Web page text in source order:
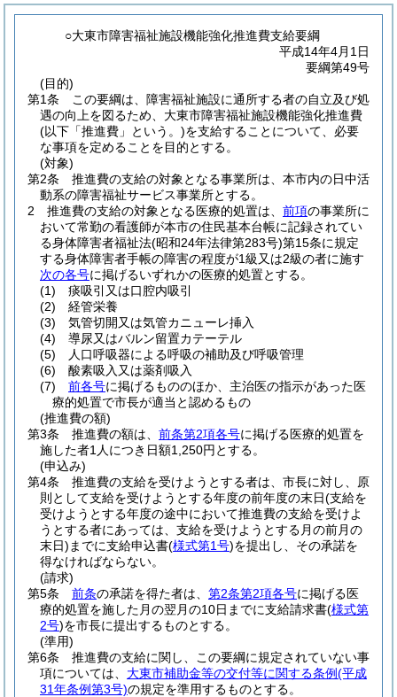
○大東市障害福祉施設機能強化推進費支給要綱
平成14年4月1日
要綱第49号
(目的)
第1条
この要綱は、障害福祉施設に通所する者の自立及び処
遇の向上を図るため、大東市障害福祉施設機能強化推進費
(以下「推進費」という。)を支給することについて、必要
な事項を定めることを目的とする。
(対象)
第2条
推進費の支給の対象となる事業所は、本市内の日中活
動系の障害福祉サービス事業所とする。
2
推進費の支給の対象となる医療的処置は、 前項の事業所に
おいて常勤の看護師が本市の住民基本台帳に記録されてい
る身体障害者福祉法(昭和24年法律第283号)第15条に規定
する身体障害者手帳の障害の程度が1級又は2級の者に施す
次の各号に掲げるいずれかの医療的処置とする。
(1)
痰吸引又は口腔内吸引
(2)
経管栄養
(3)
気管切開又は気管カニューレ挿入
(4)
導尿又はバルン留置カテーテル
(5)
人口呼吸器による呼吸の補助及び呼吸管理
(6)
酸素吸入又は薬剤吸入
(7)
前各号に掲げるもののほか、主治医の指示があった医
療的処置で市長が適当と認めるもの
(推進費の額)
第3条
推進費の額は、 前条第2項各号に掲げる医療的処置を
施した者1人につき日額1,250円とする。
(申込み)
第4条
推進費の支給を受けようとする者は、市長に対し、原
則として支給を受けようとする年度の前年度の末日(支給を
受けようとする年度の途中において推進費の支給を受けよ
うとする者にあっては、支給を受けようとする月の前月の
末日) までに支給申込書(様式第1号)を提出し、その承諾を
得なければならない。
(請求)
第5条
前条の承諾を得た者は、 第2条第2項各号に掲げる医
療的処置を施した月の翌月の10日までに支給請求書(様式第
2号)を市長に提出するものとする。
(準用)
第6条
推進費の支給に関し、この要綱に規定されていない事
項については、 大東市補助金等の交付等に関する条例(平成
31年条例第3号)の規定を準用するものとする。